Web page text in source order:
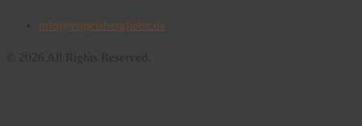
info@vogelsbergliebe.de
© 2026 All Rights Reserved.